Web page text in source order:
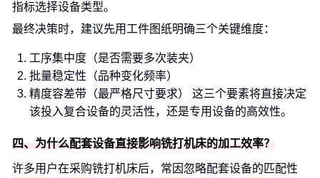
指标选择设备类型。
最终决策时，建议先用工件图纸明确三个关键维度：
工序集中度（是否需要多次装夹）
批量稳定性（品种变化频率）
精度容差带（最严格尺寸要求） 这三个要素将直接决定
该投入复合设备的灵活性，还是专用设备的高效性。
四、为什么配套设备直接影响铣打机床的加工效率？
许多用户在采购铣打机床后，常因忽略配套设备的匹配性